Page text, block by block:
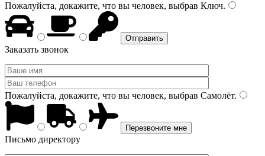
Пожалуйста, докажите, что вы человек, выбрав Ключ.
Заказать звонок
Пожалуйста, докажите, что вы человек, выбрав Самолёт.
Письмо директору